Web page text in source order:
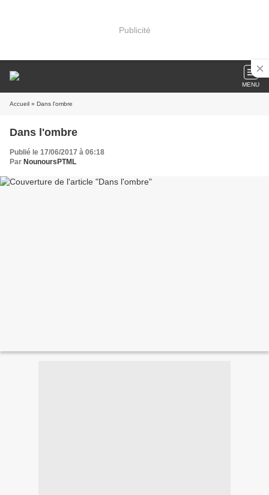
Publicité
MENU
Accueil » Dans l'ombre
Dans l'ombre
Publié le 17/06/2017 à 06:18
Par NounoursPTML